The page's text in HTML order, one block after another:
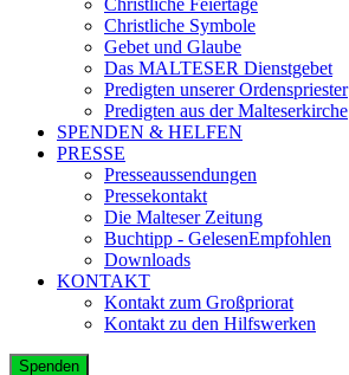
Christliche Symbole
Gebet und Glaube
Das MALTESER Dienstgebet
Predigten unserer Ordenspriester
Predigten aus der Malteserkirche
SPENDEN & HELFEN
PRESSE
Presseaussendungen
Pressekontakt
Die Malteser Zeitung
Buchtipp - GelesenEmpfohlen
Downloads
KONTAKT
Kontakt zum Großpriorat
Kontakt zu den Hilfswerken
Spenden